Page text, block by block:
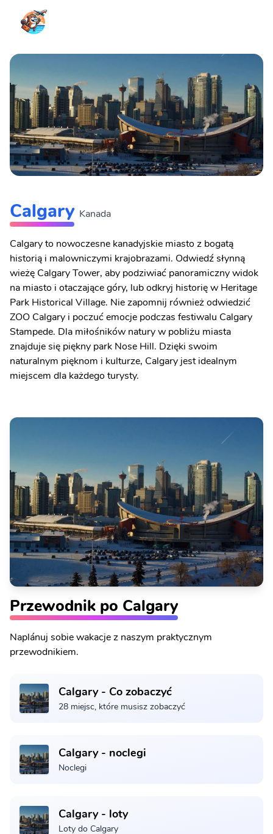
Calgary Kanada
Calgary to nowoczesne kanadyjskie miasto z bogatą
historią i malowniczymi krajobrazami. Odwiedź słynną
wieżę Calgary Tower, aby podziwiać panoramiczny widok
na miasto i otaczające góry, lub odkryj historię w Heritage
Park Historical Village. Nie zapomnij również odwiedzić
ZOO Calgary i poczuć emocje podczas festiwalu Calgary
Stampede. Dla miłośników natury w pobliżu miasta
znajduje się piękny park Nose Hill. Dzięki swoim
naturalnym pięknom i kulturze, Calgary jest idealnym
miejscem dla każdego turysty.
Przewodnik po Calgary
Naplánuj sobie wakacje z naszym praktycznym
przewodnikiem.
Calgary - Co zobaczyć
28 miejsc, które musisz zobaczyć
Calgary - noclegi
Noclegi
Calgary - loty
Loty do Calgary